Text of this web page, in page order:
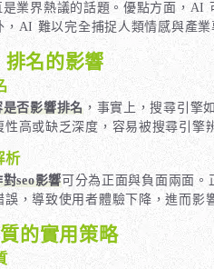
是業界熱議的話題。優點方面，AI
，AI 難以完全捕捉人類情感與產
名的影響
是否影響排名，事實上，搜尋引擎
性高或缺乏深度，容易被搜尋引擎
析
seo影響可分為正面與負面兩面
誤，導致使用者體驗下降，進而影
的實用策略